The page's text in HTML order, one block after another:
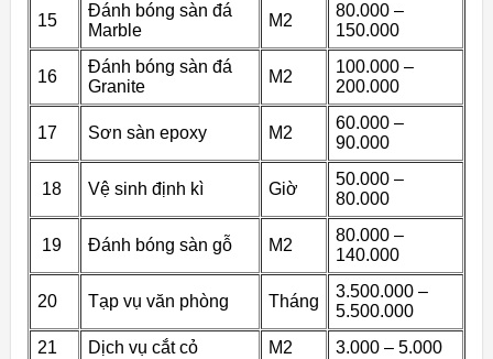
15
Đánh bóng sàn đá
Marble
M2
80.000 –
150.000
16
Đánh bóng sàn đá
Granite
M2
100.000 –
200.000
17 Sơn sàn epoxy M2
60.000 –
90.000
18 Vệ sinh định kì Giờ
50.000 –
80.000
19 Đánh bóng sàn gỗ M2
80.000 –
140.000
20 Tạp vụ văn phòng Tháng
3.500.000 –
5.500.000
21
Dịch vụ cắt cỏ M2 3.000 – 5.000